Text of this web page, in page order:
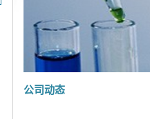
公司动态